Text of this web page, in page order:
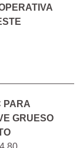
PARA
GRUESO